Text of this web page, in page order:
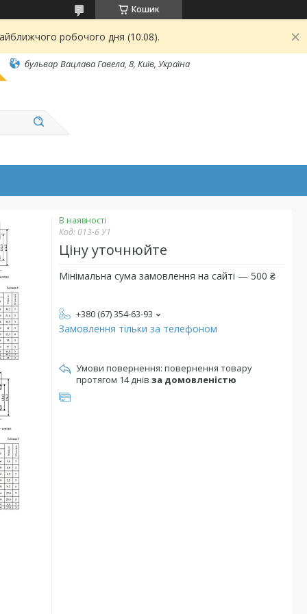
Кошик
робочого дня (10.08).
бульвар Вацлава Гавела, 8, Київ, Україна
В наявності
Код: 013-6 У1
Ціну уточнюйте
Мінімальна сума замовлення на сайті — 500 ₴
+380 (67) 354-63-93
Замовлення тільки за телефоном
повернення товару
протягом 14 днів за домовленістю